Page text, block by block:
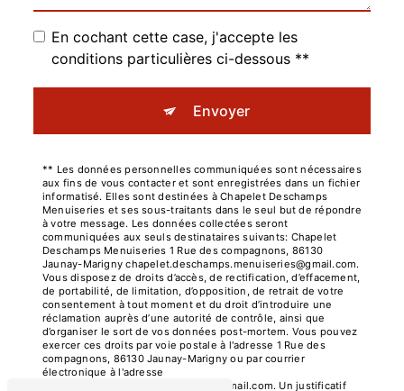
En cochant cette case, j'accepte les
conditions particulières ci-dessous **
Envoyer
** Les données personnelles communiquées sont nécessaires
aux fins de vous contacter et sont enregistrées dans un fichier
informatisé. Elles sont destinées à Chapelet Deschamps
Menuiseries et ses sous-traitants dans le seul but de répondre
à votre message. Les données collectées seront
communiquées aux seuls destinataires suivants: Chapelet
Deschamps Menuiseries 1 Rue des compagnons, 86130
Jaunay-Marigny chapelet.deschamps.menuiseries@gmail.com.
Vous disposez de droits d’accès, de rectification, d’effacement,
de portabilité, de limitation, d’opposition, de retrait de votre
consentement à tout moment et du droit d’introduire une
réclamation auprès d’une autorité de contrôle, ainsi que
d’organiser le sort de vos données post-mortem. Vous pouvez
exercer ces droits par voie postale à l'adresse 1 Rue des
compagnons, 86130 Jaunay-Marigny ou par courrier
électronique à l'adresse
chapelet.deschamps.menuiseries@gmail.com. Un justificatif